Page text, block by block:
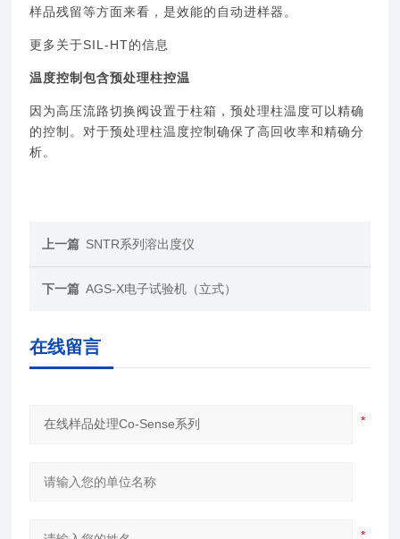
样品残留等方面来看，是效能的自动进样器。
更多关于SIL-HT的信息
温度控制包含预处理柱控温
因为高压流路切换阀设置于柱箱，预处理柱温度可以精确
的控制。对于预处理柱温度控制确保了高回收率和精确分
析。
上一篇 SNTR系列溶出度仪
下一篇 AGS-X电子试验机（立式）
在线留言